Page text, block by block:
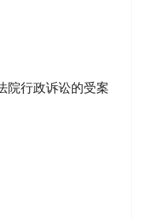
院行政诉讼的受案